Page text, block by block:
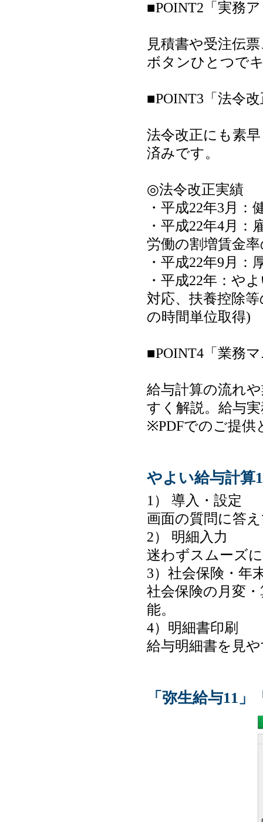
■POINT2「実務
見積書や受注伝
ボタンひとつで
■POINT3「法令
法令改正にも素
済みです。
◎法令改正実績
・平成22年3月
・平成22年4月
労働の割増賃金
・平成22年9月：
・平成22年：や
対応、扶養控除
の時間単位取得)
■POINT4「業務
給与計算の流れ
すく解説。給与
※PDFでのご提供
やよい給与計算
1） 導入・設定
画面の質問に答
2） 明細入力
迷わずスムーズ
3）社会保険・年
社会保険の月変
能。
4）明細書印刷
給与明細書を見
「弥生給与11